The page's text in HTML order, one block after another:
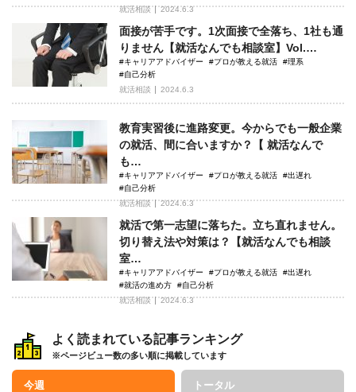
就活相談
2024.6.3
面接が苦手です。1次面接で全落ち、1社も通
りません【就活なんでも相談室】Vol.…
#キャリアアドバイザー #プロが教える就活
#理系
#自己分析
就活相談
2024.6.3
教育実習後に進路変更。今からでも一般企業
の就活、間に合いますか？【 就活なんで
も…
#キャリアアドバイザー #プロが教える就活
#出遅れ
#自己分析
就活相談
2024.6.3
就活で第一志望に落ちた。立ち直れません。
切り替え法や対策は？【就活なんでも相談
室…
#キャリアアドバイザー #プロが教える就活
#出遅れ
#就活の進め方
#自己分析
就活相談
2024.6.3
よく読まれている記事ランキング
※ページビュー数の多い順に掲載しています
今週 トータル